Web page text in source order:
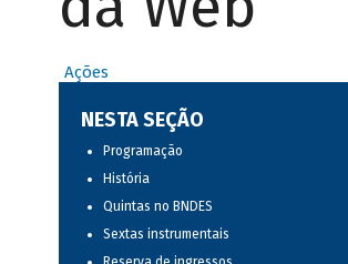
Ações
NESTA SEÇÃO
Programação
História
Quintas no BNDES
Sextas instrumentais